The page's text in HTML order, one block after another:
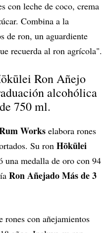
con leche de coco, crema
Combina a la
de ron, un aguardiente
recuerda al ron agrícola".
Ron Añejo
alcohólica
750 ml.
Works elabora rones
Su ron Hōkūlei
una medalla de oro con 94
Ron Añejado Más de 3
rones con añejamientos